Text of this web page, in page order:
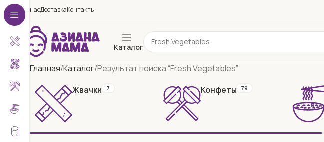
О насДоставкаКонтакты
Каталог
Результат поиска: “Fresh Vegetables”
Главная Каталог Результат поиска “Fresh Vegetables”
Жвачки
7 Конфеты 79